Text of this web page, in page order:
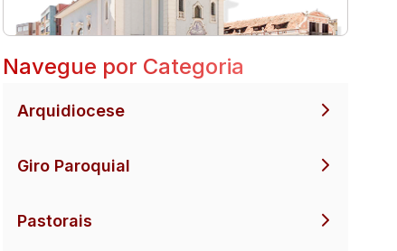
Navegue por Categoria
Arquidiocese
Giro Paroquial
Pastorais